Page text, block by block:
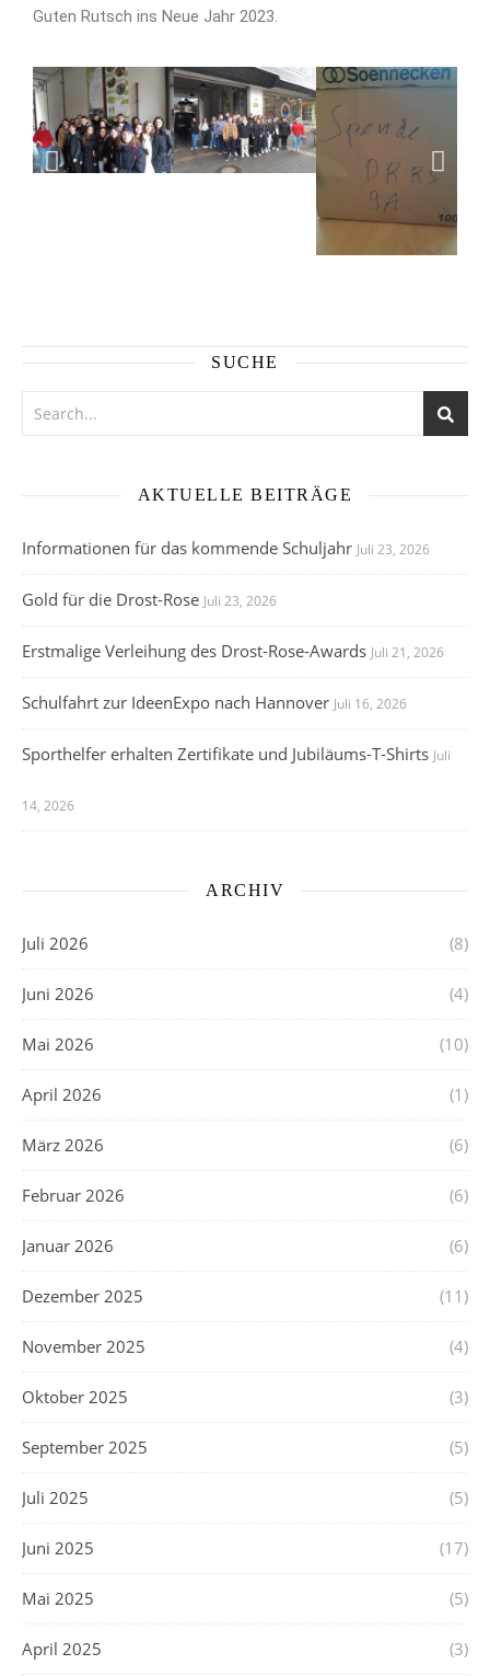
Guten Rutsch ins Neue Jahr 2023.
SUCHE
AKTUELLE BEITRÄGE
Informationen für das kommende Schuljahr Juli 23, 2026
Gold für die Drost-Rose Juli 23, 2026
Erstmalige Verleihung des Drost-Rose-Awards Juli 21, 2026
Schulfahrt zur IdeenExpo nach Hannover Juli 16, 2026
Sporthelfer erhalten Zertifikate und Jubiläums-T-Shirts Juli
14, 2026
ARCHIV
Juli 2026 (8)
Juni 2026 (4)
Mai 2026 (10)
April 2026 (1)
März 2026 (6)
Februar 2026 (6)
Januar 2026 (6)
Dezember 2025 (11)
November 2025 (4)
Oktober 2025 (3)
September 2025 (5)
Juli 2025 (5)
Juni 2025 (17)
Mai 2025 (5)
April 2025 (3)